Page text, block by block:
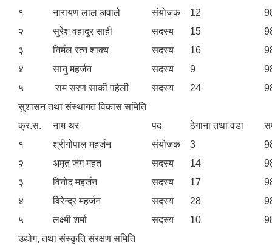
१
नारायण लाल अवाले संयोजक 12
२
सुरेश वहादुर साही सदस्य 15
३
निर्मल रत्न शाक्य सदस्य 16
४
सानु महर्जन सदस्य 9
५
राम सरण सार्की पहेली सदस्य 24
सुशासन तथा संस्थागत विकास समिति
क्र.स.
नाम थर पद ठेगाना तथा वडा
१
श्रीगोपाल महर्जन संयोजक 3
२
अमृत जंग महत सदस्य 14
३
विनोद महर्जन सदस्य 17
४
विरेन्द्र महर्जन सदस्य 28
५
लक्ष्मी शर्मा सदस्य 10
उद्योग, तथा संस्कृति संरक्षण समिति